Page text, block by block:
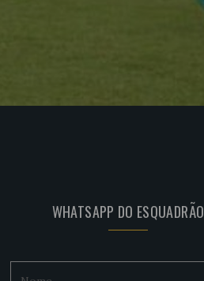
WHATSAPP DO ESQUADRÃO